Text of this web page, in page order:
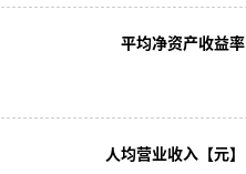
平均净资产收益率
人均营业收入【元】